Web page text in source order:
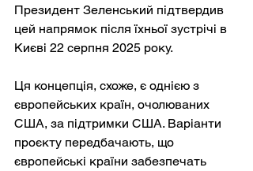
Президент Зеленський підтвердив
цей напрямок після їхньої зустрічі в
Києві 22 серпня 2025 року.
Ця концепція, схоже, є однією з
європейських країн, очолюваних
США, за підтримки США. Варіанти
проєкту передбачають, що
європейські країни забезпечать